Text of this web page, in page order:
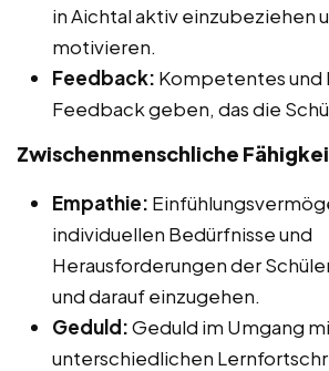
in Aichtal aktiv einzubeziehen
motivieren.
Feedback: Kompetentes und
Feedback geben, das die
Zwischenmenschliche
Empathie:
individuellen Bedürfnisse und
Herausforderungen der
und darauf einzugehen.
Geduld:Geduld im Umgang
unterschiedlichen